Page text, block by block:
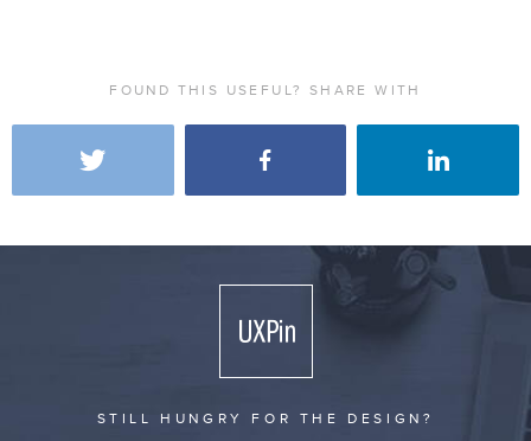
FOUND THIS USEFUL? SHARE WITH
STILL HUNGRY FOR THE DESIGN?